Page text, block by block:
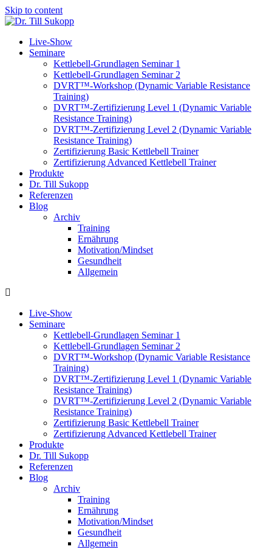
Skip to content
Live-Show
Seminare
Kettlebell-Grundlagen Seminar 1
Kettlebell-Grundlagen Seminar 2
DVRT™-Workshop (Dynamic Variable Resistance
Training)
DVRT™-Zertifizierung Level 1 (Dynamic Variable
Resistance Training)
DVRT™-Zertifizierung Level 2 (Dynamic Variable
Resistance Training)
Zertifizierung Basic Kettlebell Trainer
Zertifizierung Advanced Kettlebell Trainer
Produkte
Dr. Till Sukopp
Referenzen
Blog
Archiv
Training
Ernährung
Motivation/Mindset
Gesundheit
Allgemein
Live-Show
Seminare
Kettlebell-Grundlagen Seminar 1
Kettlebell-Grundlagen Seminar 2
DVRT™-Workshop (Dynamic Variable Resistance
Training)
DVRT™-Zertifizierung Level 1 (Dynamic Variable
Resistance Training)
DVRT™-Zertifizierung Level 2 (Dynamic Variable
Resistance Training)
Zertifizierung Basic Kettlebell Trainer
Zertifizierung Advanced Kettlebell Trainer
Produkte
Dr. Till Sukopp
Referenzen
Blog
Archiv
Training
Ernährung
Motivation/Mindset
Gesundheit
Allgemein